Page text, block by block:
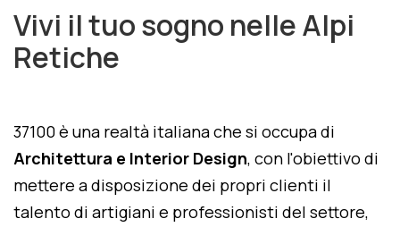
Vivi il tuo sogno nelle Alpi
Retiche
37100 è una realtà italiana che si occupa di
Architettura e Interior Design, con l'obiettivo di
mettere a disposizione dei propri clienti il
talento di artigiani e professionisti del settore,